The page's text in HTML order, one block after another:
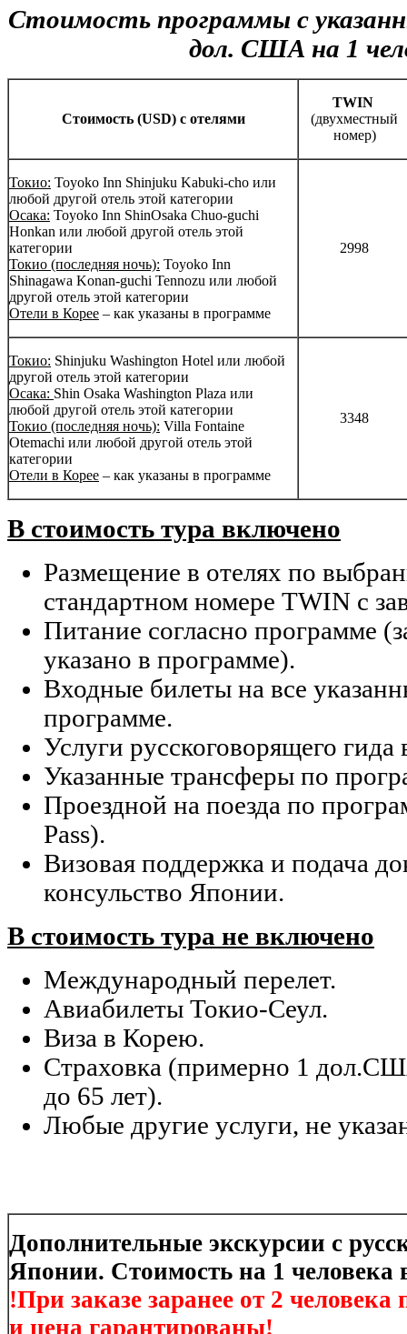
Стоимость программы с
дол. США на 1
Cтоимость (USD) с отелями
TWIN
(двухместный
номер)
Токио: Toyoko Inn Shinjuku Kabuki-cho или
любой другой отель этой категории
Осака: Toyoko Inn ShinOsaka Chuo-guchi
Honkan или любой другой отель этой
категории
Токио (последняя ночь): Toyoko Inn
Shinagawa Konan-guchi Tennozu или любой
другой отель этой категории
Отели в Корее – как указаны в программе
2998
Токио: Shinjuku Washington Hotel или любой
другой отель этой категории
Осака: Shin Osaka Washington Plaza или
любой другой отель этой категории
Токио (последняя ночь): Villa Fontaine
Otemachi или любой другой отель этой
категории
Отели в Корее – как указаны в программе
3348
В стоимость тура включено
Размещение в отелях по
стандартном номере TWIN с
Питание согласно программе
указано в программе).
Входные билеты на все
программе.
Услуги русскоговорящего гида
Указанные трансферы по
Проездной на поезда по
Pass).
Визовая поддержка и подача
консульство Японии.
В стоимость тура не включено
Международный перелет.
Авиабилеты Токио-Сеул.
Виза в Корею.
Страховка (примерно 1
до 65 лет).
Любые другие услуги, не
Дополнительные экскурсии с
Японии. Стоимость на 1 человека
!При заказе заранее от 2 человека
и цена гарантированы!